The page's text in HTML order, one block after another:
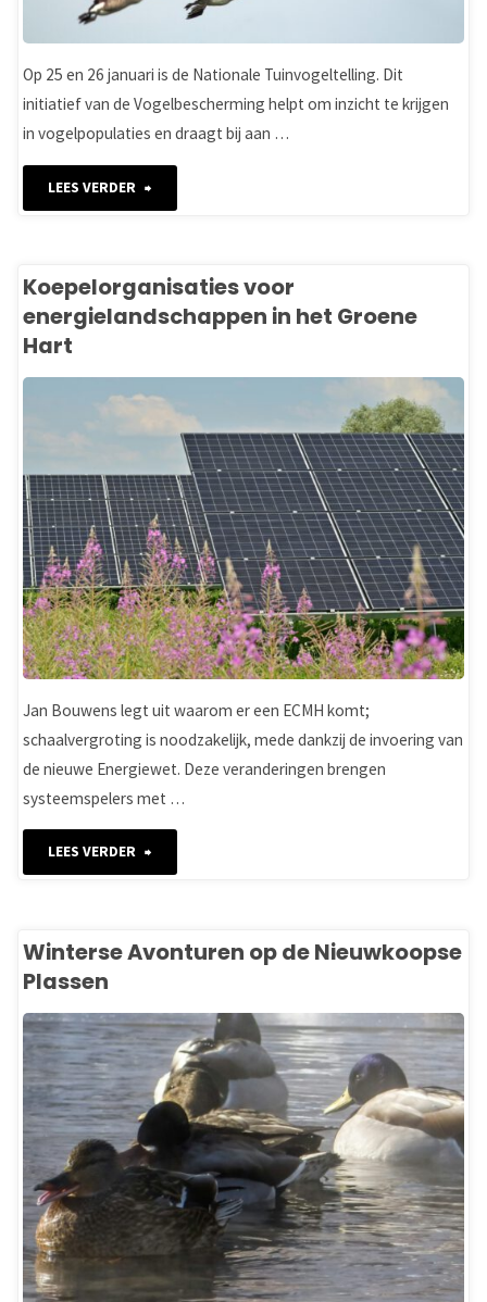
Op 25 en 26 januari is de Nationale Tuinvogeltelling. Dit
initiatief van de Vogelbescherming helpt om inzicht te krijgen
in vogelpopulaties en draagt bij aan …
LEES VERDER
ze
vliegen?"
Koepelorganisaties voor
energielandschappen in het Groene
Hart
Jan Bouwens legt uit waarom er een ECMH komt;
schaalvergroting is noodzakelijk, mede dankzij de invoering van
de nieuwe Energiewet. Deze veranderingen brengen
systeemspelers met …
LEES VERDER
energielandschappen
het
Groene
Hart"
Winterse Avonturen op de Nieuwkoopse
Plassen